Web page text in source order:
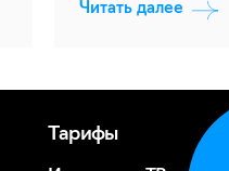
Читать далее
Тарифы